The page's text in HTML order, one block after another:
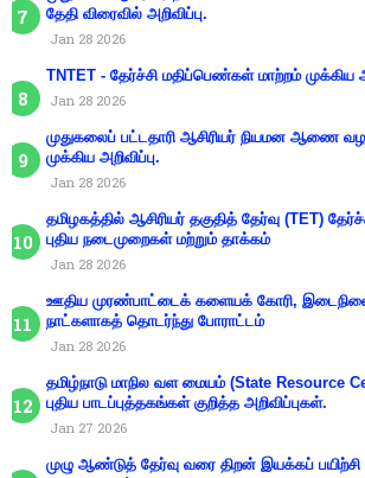
தேதி விரைவில் அறிவிப்பு.
Jan 28 2026
TNTET - தேர்ச்சி மதிப்பெண்கள் மாற்றம் முக்கிய
Jan 28 2026
முதுகலைப் பட்டதாரி ஆசிரியர் நியமன ஆணை
முக்கிய அறிவிப்பு.
Jan 28 2026
தமிழகத்தில் ஆசிரியர் தகுதித் தேர்வு (TET)
புதிய நடைமுறைகள் மற்றும் தாக்கம்
Jan 28 2026
ஊதிய முரண்பாட்டைக் களையக் கோரி,
நாட்களாகத் தொடர்ந்து போராட்டம்
Jan 28 2026
தமிழ்நாடு மாநில வள மையம் (State Resource
புதிய பாடப்புத்தகங்கள் குறித்த அறிவிப்புகள்.
Jan 27 2026
முழு ஆண்டுத் தேர்வு வரை திறன் இயக்கப் பயிற்சி